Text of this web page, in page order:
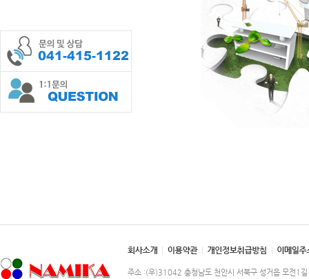
주소 :(우)31042 충청남도 천안시 서북구 성거읍 모